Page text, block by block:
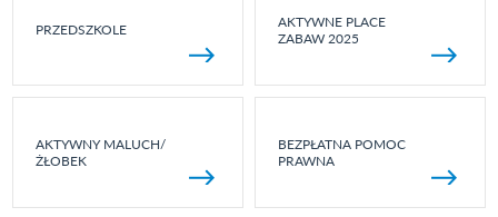
PRZEDSZKOLE
AKTYWNE PLACE
ZABAW 2025
AKTYWNY MALUCH/
ŻŁOBEK
BEZPŁATNA POMOC
PRAWNA